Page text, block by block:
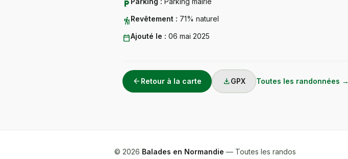
local_parking
hikingRevêtement : 71% naturel
calendar_todayAjouté le : 06 mai 2025
arrow_back Retour à la carte downloadGPX Toutes les randonnées →
© 2026 Balades en Normandie — Toutes les randos